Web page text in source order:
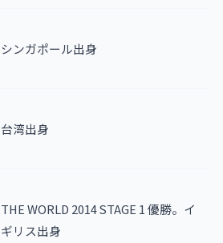
シンガポール出身
台湾出身
THE WORLD 2014 STAGE 1 優勝。イ
ギリス出身